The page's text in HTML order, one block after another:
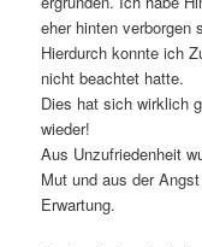
eher hinten verborgen
Hierdurch konnte ich
nicht beachtet hatte.
Dies hat sich wirklich
wieder!
Aus Unzufriedenheit
Mut und aus der
Erwartung.